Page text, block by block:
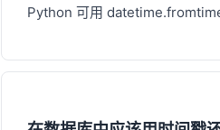
Python 可用